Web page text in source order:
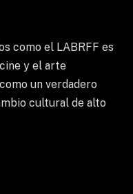
como el LABRFF es
y el arte
un verdadero
cultural de alto